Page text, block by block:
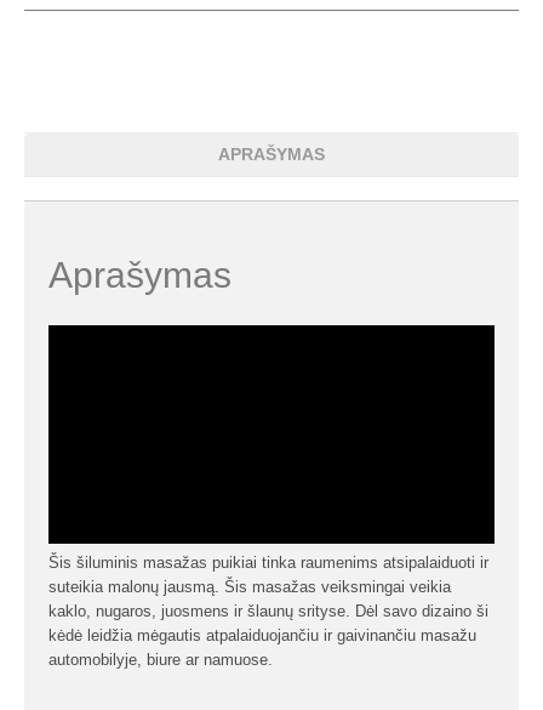
APRAŠYMAS
Aprašymas
Šis šiluminis masažas puikiai tinka raumenims atsipalaiduoti ir
suteikia malonų jausmą. Šis masažas veiksmingai veikia
kaklo, nugaros, juosmens ir šlaunų srityse. Dėl savo dizaino ši
kėdė leidžia mėgautis atpalaiduojančiu ir gaivinančiu masažu
automobilyje, biure ar namuose.